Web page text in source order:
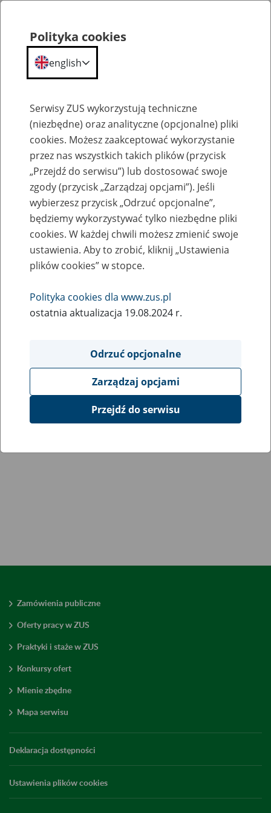
Przepraszamy,
podana strona nie została znaleziona.
Błąd 404
Przejdź do strony głównej
Zamówienia publiczne
Oferty pracy w ZUS
Praktyki i staże w ZUS
Konkursy ofert
Mienie zbędne
Mapa serwisu
Deklaracja dostępności
Ustawienia plików cookies
Polityka cookies
english
Serwisy ZUS wykorzystują techniczne
(niezbędne) oraz analityczne (opcjonalne) pliki
cookies. Możesz zaakceptować wykorzystanie
przez nas wszystkich takich plików (przycisk
„Przejdź do serwisu”) lub dostosować swoje
zgody (przycisk „Zarządzaj opcjami”). Jeśli
wybierzesz przycisk „Odrzuć opcjonalne”,
będziemy wykorzystywać tylko niezbędne pliki
cookies. W każdej chwili możesz zmienić swoje
ustawienia. Aby to zrobić, kliknij „Ustawienia
plików cookies” w stopce.
Polityka cookies dla www.zus.pl
ostatnia aktualizacja 19.08.2024 r.
Odrzuć opcjonalne
Zarządzaj opcjami
Przejdź do serwisu